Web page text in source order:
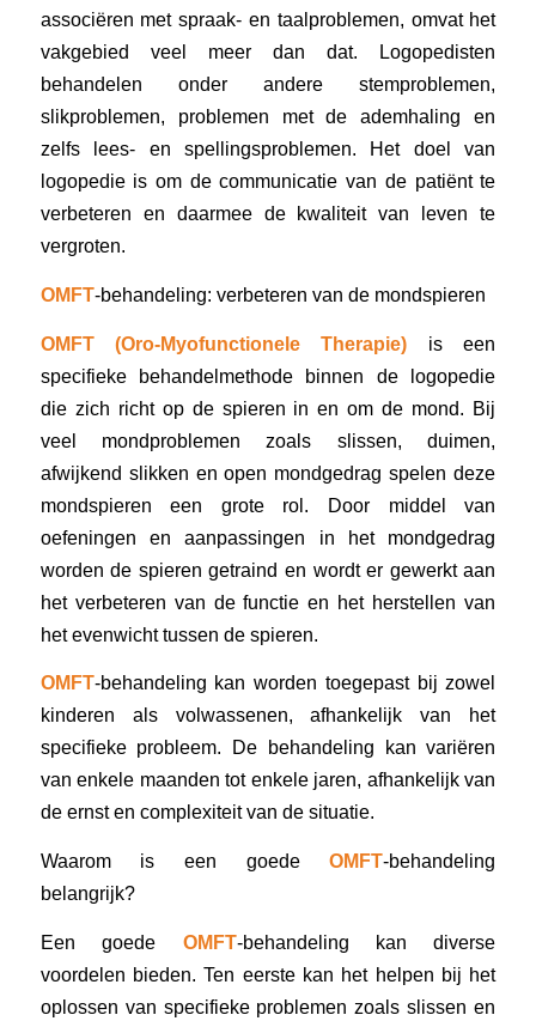
associëren met spraak- en taalproblemen, omvat het
vakgebied veel meer dan dat. Logopedisten
behandelen onder andere stemproblemen,
slikproblemen, problemen met de ademhaling en
zelfs lees- en spellingsproblemen. Het doel van
logopedie is om de communicatie van de patiënt te
verbeteren en daarmee de kwaliteit van leven te
vergroten.
OMFT-behandeling: verbeteren van de mondspieren
OMFT (Oro-Myofunctionele Therapie) is een
specifieke behandelmethode binnen de logopedie
die zich richt op de spieren in en om de mond. Bij
veel mondproblemen zoals slissen, duimen,
afwijkend slikken en open mondgedrag spelen deze
mondspieren een grote rol. Door middel van
oefeningen en aanpassingen in het mondgedrag
worden de spieren getraind en wordt er gewerkt aan
het verbeteren van de functie en het herstellen van
het evenwicht tussen de spieren.
OMFT-behandeling kan worden toegepast bij zowel
kinderen als volwassenen, afhankelijk van het
specifieke probleem. De behandeling kan variëren
van enkele maanden tot enkele jaren, afhankelijk van
de ernst en complexiteit van de situatie.
Waarom is een goedeOMFT-behandeling
belangrijk?
Een goede OMFT-behandeling kan diverse
voordelen bieden. Ten eerste kan het helpen bij het
oplossen van specifieke problemen zoals slissen en